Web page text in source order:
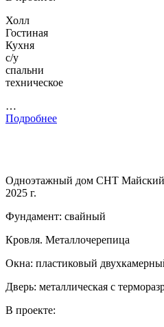
Холл
Гостиная
Кухня
с/у
спальни
техническое
…
Подробнее
Одноэтажный дом СНТ Майский,
2025 г.
Фундамент: свайный
Кровля. Металлочерепица
Окна: пластиковый
Дверь: металлическая с
В проекте: